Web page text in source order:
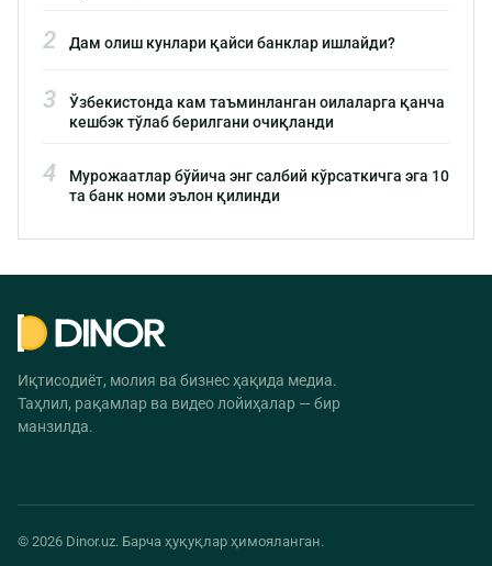
2 Дам олиш кунлари қайси банклар ишлайди?
3
Ўзбекистонда кам таъминланган оилаларга қанча
кешбэк тўлаб берилгани очиқланди
4
Мурожаатлар бўйича энг салбий кўрсаткичга эга 10
та банк номи эълон қилинди
Иқтисодиёт, молия ва бизнес ҳақида медиа.
Таҳлил, рақамлар ва видео лойиҳалар — бир
манзилда.
© 2026 Dinor.uz. Барча ҳуқуқлар ҳимояланган.